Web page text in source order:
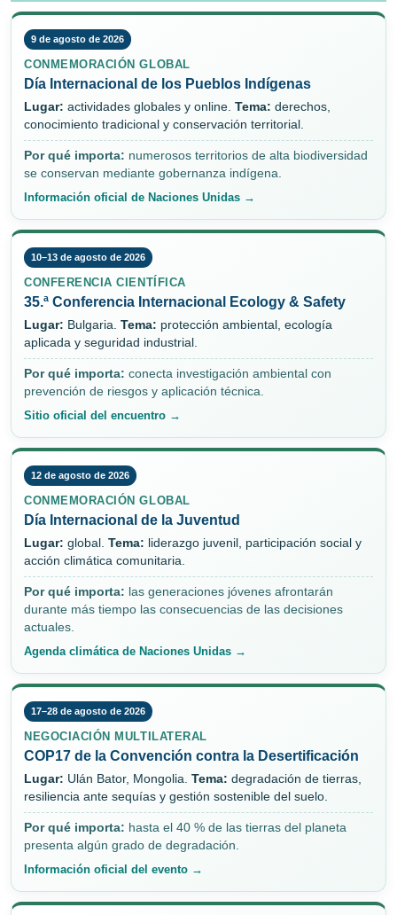
9 de agosto de 2026
CONMEMORACIÓN GLOBAL
Día Internacional de los Pueblos Indígenas
Lugar: actividades globales y online. Tema: derechos,
conocimiento tradicional y conservación territorial.
Por qué importa: numerosos territorios de alta biodiversidad
se conservan mediante gobernanza indígena.
Información oficial de Naciones Unidas →
10–13 de agosto de 2026
CONFERENCIA CIENTÍFICA
35.ª Conferencia Internacional Ecology & Safety
Lugar: Bulgaria. Tema: protección ambiental, ecología
aplicada y seguridad industrial.
Por qué importa: conecta investigación ambiental con
prevención de riesgos y aplicación técnica.
Sitio oficial del encuentro →
12 de agosto de 2026
CONMEMORACIÓN GLOBAL
Día Internacional de la Juventud
Lugar: global. Tema: liderazgo juvenil, participación social y
acción climática comunitaria.
Por qué importa: las generaciones jóvenes afrontarán
durante más tiempo las consecuencias de las decisiones
actuales.
Agenda climática de Naciones Unidas →
17–28 de agosto de 2026
NEGOCIACIÓN MULTILATERAL
COP17 de la Convención contra la Desertificación
Lugar: Ulán Bator, Mongolia. Tema: degradación de tierras,
resiliencia ante sequías y gestión sostenible del suelo.
Por qué importa: hasta el 40 % de las tierras del planeta
presenta algún grado de degradación.
Información oficial del evento →